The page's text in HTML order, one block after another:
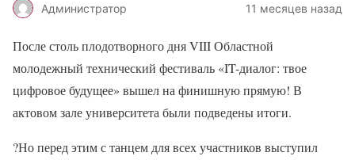
Администратор 11 месяцев назад
После столь плодотворного дня VIII Областной
молодежный технический фестиваль «IT-диалог: твое
цифровое будущее» вышел на финишную прямую! В
актовом зале университета были подведены итоги.
?Но перед этим с танцем для всех участников выступил